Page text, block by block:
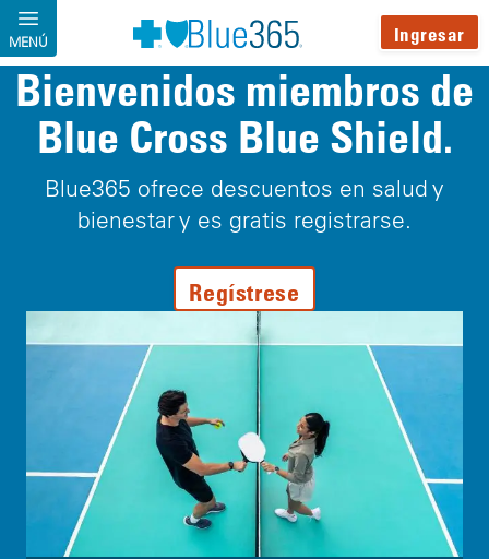
Pasar al contenido principal
MENÚ Ingresar
Bienvenidos miembros de
Blue Cross Blue Shield.
Blue365 ofrece descuentos en salud y
bienestar y es gratis registrarse.
Regístrese